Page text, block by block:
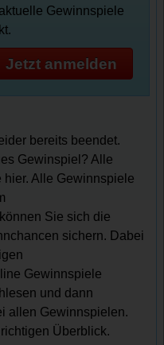
Gewinnspiele
Jetzt anmelden
bereits beendet.
Gewinspiel? Alle
hier. Alle Gewinnspiele
Sie sich die
sichern. Dabei
Gewinnspiele
und dann
allen Gewinnspielen.
Überblick.